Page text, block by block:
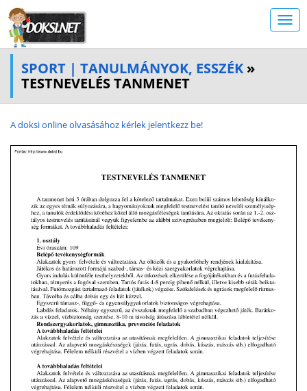
SPORT | TANULMÁNYOK, ESSZÉK »
TESTNEVELÉS TANMENET
A doksi online olvasásához kérlek jelentkezz be!